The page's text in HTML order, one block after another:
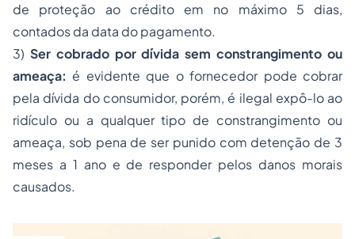
de proteção ao crédito em no máximo 5 dias,
contados da data do pagamento.
3) Ser cobrado por dívida sem constrangimento ou
ameaça: é evidente que o fornecedor pode cobrar
pela dívida do consumidor, porém, é ilegal expô-lo ao
ridículo ou a qualquer tipo de constrangimento ou
ameaça, sob pena de ser punido com detenção de 3
meses a 1 ano e de responder pelos danos morais
causados.